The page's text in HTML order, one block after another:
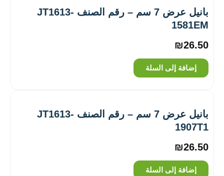
بانيل عرض 7 سم – رقم الصنف ‎JT1613-
1581EM
₪26.50
إضافة إلى السلة
بانيل عرض 7 سم – رقم الصنف ‎JT1613-
1907T1
₪26.50
إضافة إلى السلة